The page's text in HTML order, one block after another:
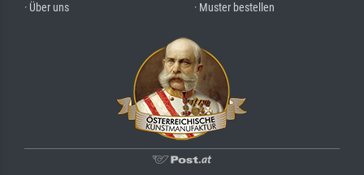
· Über uns
· Muster bestellen